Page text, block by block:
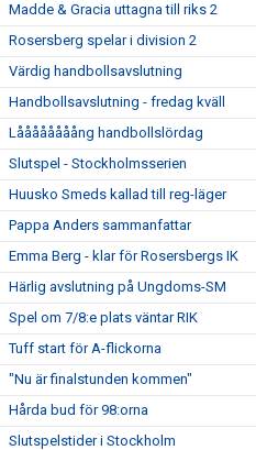
Madde & Gracia uttagna till riks 2
Rosersberg spelar i division 2
Värdig handbollsavslutning
Handbollsavslutning - fredag kväll
Låååååååång handbollslördag
Slutspel - Stockholmsserien
Huusko Smeds kallad till reg-läger
Pappa Anders sammanfattar
Emma Berg - klar för Rosersbergs IK
Härlig avslutning på Ungdoms-SM
Spel om 7/8:e plats väntar RIK
Tuff start för A-flickorna
"Nu är finalstunden kommen"
Hårda bud för 98:orna
Slutspelstider i Stockholm